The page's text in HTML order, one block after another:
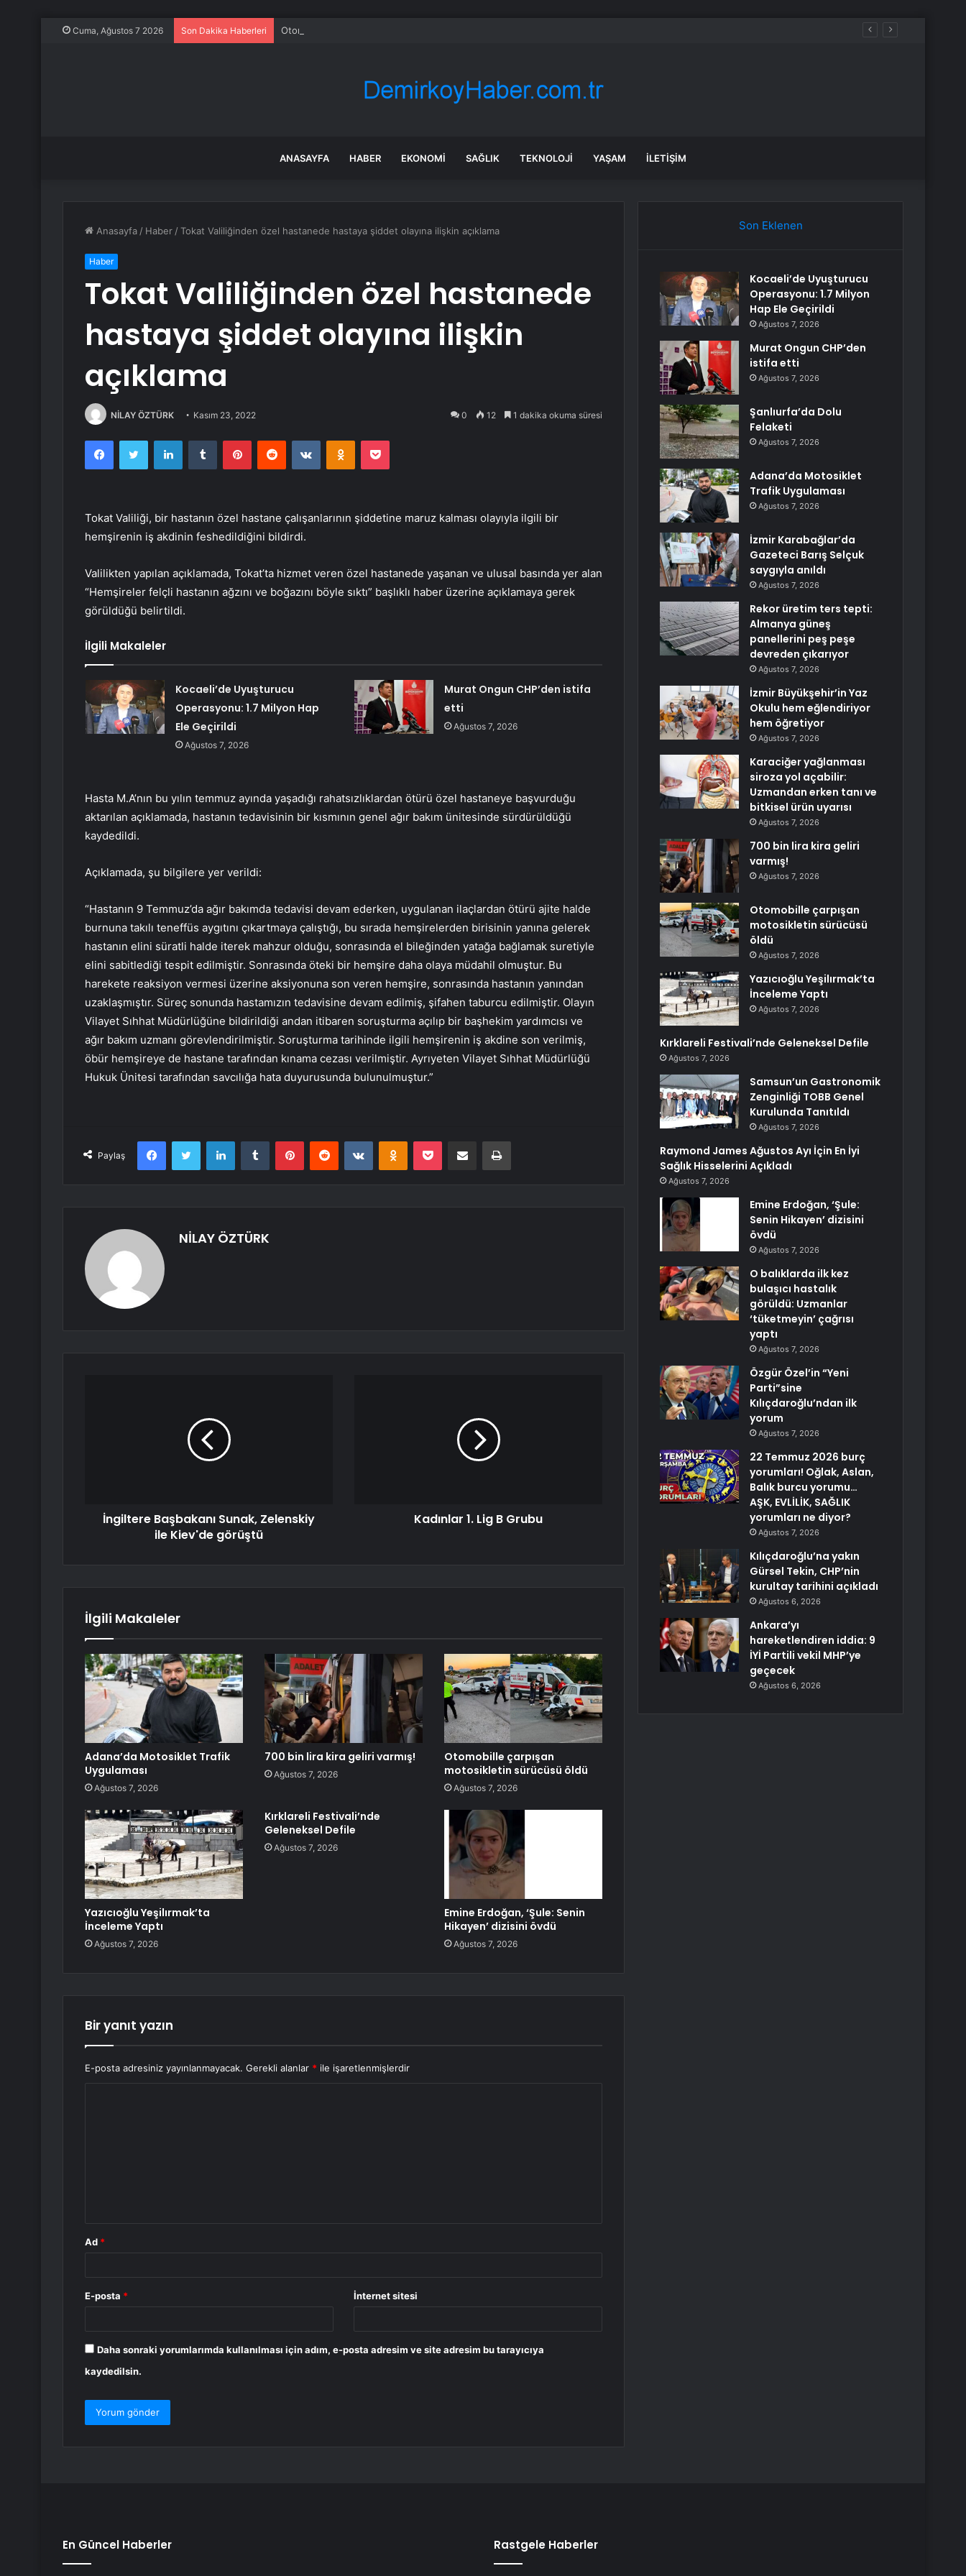
Cuma, Ağustos 7 2026 Son Dakika Haberleri Otomobille çarpışan motosikletin sürücüsü öldü
ANASAYFA HABER EKONOMI SAĞLIK TEKNOLOJI YAŞAM İLETIŞIM
Anasayfa / Haber /Tokat Valiliğinden özel hastanede hastaya şiddet olayına ilişkin açıklama
Haber
Tokat Valiliğinden özel hastanede
hastaya şiddet olayına ilişkin
açıklama
NİLAY ÖZTÜRK Kasım 23, 2022 0 12 1 dakika okuma süresi
FacebookTwitter LinkedInTumblr PinterestReddit VKontakteOdnoklassniki
Pocket
Tokat Valiliği, bir hastanın özel hastane çalışanlarının şiddetine maruz kalması olayıyla ilgili bir
hemşirenin iş akdinin feshedildiğini bildirdi.
Valilikten yapılan açıklamada, Tokat’ta hizmet veren özel hastanede yaşanan ve ulusal basında yer alan
“Hemşireler felçli hastanın ağzını ve boğazını böyle sıktı” başlıklı haber üzerine açıklamaya gerek
görüldüğü belirtildi.
İlgili Makaleler
Kocaeli’de Uyuşturucu
Operasyonu: 1.7 Milyon Hap
Ele Geçirildi
Ağustos 7, 2026
Murat Ongun CHP’den istifa
etti
Ağustos 7, 2026
Hasta M.A’nın bu yılın temmuz ayında yaşadığı rahatsızlıklardan ötürü özel hastaneye başvurduğu
aktarılan açıklamada, hastanın tedavisinin bir kısmının genel ağır bakım ünitesinde sürdürüldüğü
kaydedildi.
Açıklamada, şu bilgilere yer verildi:
“Hastanın 9 Temmuz’da ağır bakımda tedavisi devam ederken, uygulanan ilaçlardan ötürü ajite halde
burnuna takılı teneffüs aygıtını çıkartmaya çalıştığı, bu sırada hemşirelerden birisinin yanına gelerek
hastanın elini süratli halde iterek mahzur olduğu, sonrasında el bileğinden yatağa bağlamak suretiyle
elini sabitlediği tespit edilmiştir. Sonrasında öteki bir hemşire daha olaya müdahil olmuştur. Bu
harekete reaksiyon vermesi üzerine aksiyonuna son veren hemşire, sonrasında hastanın yanından
uzaklaşmıştır. Süreç sonunda hastamızın tedavisine devam edilmiş, şifahen taburcu edilmiştir. Olayın
Vilayet Sıhhat Müdürlüğüne bildirildiği andan itibaren soruşturma açılıp bir başhekim yardımcısı ve
ağır bakım uzmanı görevlendirilmiştir. Soruşturma tarihinde ilgili hemşirenin iş akdine son verilmiş,
öbür hemşireye de hastane tarafından kınama cezası verilmiştir. Ayrıyeten Vilayet Sıhhat Müdürlüğü
Hukuk Ünitesi tarafından savcılığa hata duyurusunda bulunulmuştur.”
Paylaş
FacebookTwitter LinkedInTumblr PinterestReddit VKontakteOdnoklassniki
Pocket E-Posta ile paylaş Yazdır
NİLAY ÖZTÜRK
İngiltere Başbakanı Sunak, Zelenskiy
ile Kiev'de görüştü
Kadınlar 1. Lig B Grubu
İlgili Makaleler
Adana’da Motosiklet Trafik
Uygulaması
Ağustos 7, 2026
700 bin lira kira geliri varmış!
Ağustos 7, 2026
Otomobille çarpışan
motosikletin sürücüsü öldü
Ağustos 7, 2026
Yazıcıoğlu Yeşilırmak’ta
İnceleme Yaptı
Ağustos 7, 2026
Kırklareli Festivali’nde
Geleneksel Defile
Ağustos 7, 2026
Emine Erdoğan, ‘Şule: Senin
Hikayen’ dizisini övdü
Ağustos 7, 2026
Bir yanıt yazın
E-posta adresiniz yayınlanmayacak. Gerekli alanlar * ile işaretlenmişlerdir
Ad *
E-posta * İnternet sitesi
Daha sonraki yorumlarımda kullanılması için adım, e-posta adresim ve site adresim bu tarayıcıya
kaydedilsin.
Son Eklenen
Kocaeli’de Uyuşturucu
Operasyonu: 1.7 Milyon
Hap Ele Geçirildi
Ağustos 7, 2026
Murat Ongun CHP’den
istifa etti
Ağustos 7, 2026
Şanlıurfa’da Dolu
Felaketi
Ağustos 7, 2026
Adana’da Motosiklet
Trafik Uygulaması
Ağustos 7, 2026
İzmir Karabağlar’da
Gazeteci Barış Selçuk
saygıyla anıldı
Ağustos 7, 2026
Rekor üretim ters tepti:
Almanya güneş
panellerini peş peşe
devreden çıkarıyor
Ağustos 7, 2026
İzmir Büyükşehir’in Yaz
Okulu hem eğlendiriyor
hem öğretiyor
Ağustos 7, 2026
Karaciğer yağlanması
siroza yol açabilir:
Uzmandan erken tanı ve
bitkisel ürün uyarısı
Ağustos 7, 2026
700 bin lira kira geliri
varmış!
Ağustos 7, 2026
Otomobille çarpışan
motosikletin sürücüsü
öldü
Ağustos 7, 2026
Yazıcıoğlu Yeşilırmak’ta
İnceleme Yaptı
Ağustos 7, 2026
Kırklareli Festivali’nde Geleneksel Defile
Ağustos 7, 2026
Samsun’un Gastronomik
Zenginliği TOBB Genel
Kurulunda Tanıtıldı
Ağustos 7, 2026
Raymond James Ağustos Ayı İçin En İyi
Sağlık Hisselerini Açıkladı
Ağustos 7, 2026
Emine Erdoğan, ‘Şule:
Senin Hikayen’ dizisini
övdü
Ağustos 7, 2026
O balıklarda ilk kez
bulaşıcı hastalık
görüldü: Uzmanlar
‘tüketmeyin’ çağrısı
yaptı
Ağustos 7, 2026
Özgür Özel’in “Yeni
Parti”sine
Kılıçdaroğlu’ndan ilk
yorum
Ağustos 7, 2026
22 Temmuz 2026 burç
yorumları! Oğlak, Aslan,
Balık burcu yorumu…
AŞK, EVLİLİK, SAĞLIK
yorumları ne diyor?
Ağustos 7, 2026
Kılıçdaroğlu’na yakın
Gürsel Tekin, CHP’nin
kurultay tarihini açıkladı
Ağustos 6, 2026
Ankara’yı
hareketlendiren iddia: 9
İYİ Partili vekil MHP’ye
geçecek
Ağustos 6, 2026
En Güncel Haberler Rastgele Haberler